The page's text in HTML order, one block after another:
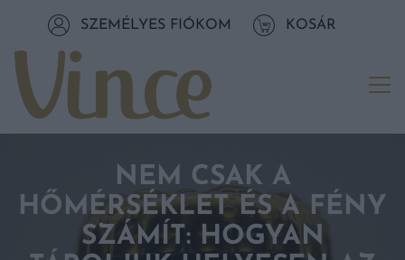
Tovább a tartalomhozSZEMÉLYES FIÓKOM KOSÁR
NEM CSAK A
HŐMÉRSÉKLET ÉS A FÉNY
SZÁMÍT: HOGYAN